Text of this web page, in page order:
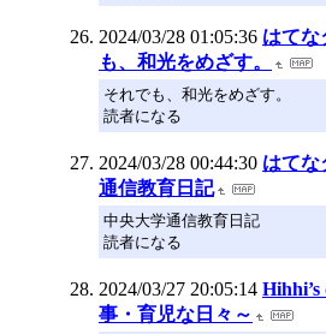
2024/03/28 01:05:36 はてな
も、和光をめざす。
それでも、和光をめざす。
読者になる
2024/03/28 00:44:30 はてな
通信教育日記
中央大学通信教育日記
読者になる
2024/03/27 20:05:14
事・育児な日々～